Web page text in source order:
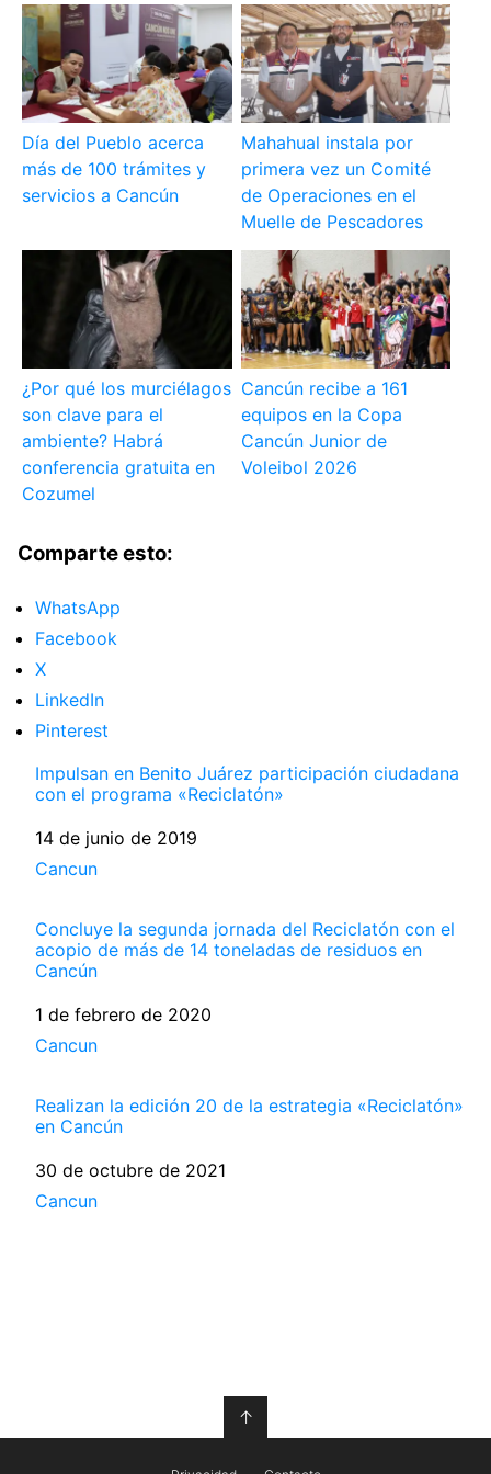
Día del Pueblo acerca
más de 100 trámites y
servicios a Cancún
Mahahual instala por
primera vez un Comité
de Operaciones en el
Muelle de Pescadores
¿Por qué los murciélagos
son clave para el
ambiente? Habrá
conferencia gratuita en
Cozumel
Cancún recibe a 161
equipos en la Copa
Cancún Junior de
Voleibol 2026
Comparte esto:
WhatsApp
Facebook
X
LinkedIn
Pinterest
Impulsan en Benito Juárez participación ciudadana
con el programa «Reciclatón»
Fecha
14 de junio de 2019
Respecto a
Cancun
Concluye la segunda jornada del Reciclatón con el
acopio de más de 14 toneladas de residuos en
Cancún
Fecha
1 de febrero de 2020
Respecto a
Cancun
Realizan la edición 20 de la estrategia «Reciclatón»
en Cancún
Fecha
30 de octubre de 2021
Respecto a
Cancun
↑